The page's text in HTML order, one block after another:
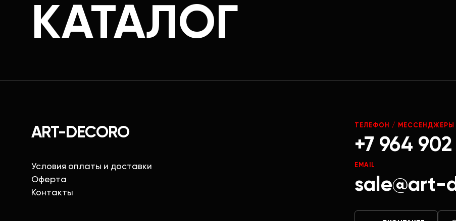
КАТАЛОГ
ART-DECORO
Условия оплаты и доставки
Оферта
Контакты
ТЕЛЕФОН / МЕССЕНДЖЕРЫ
+7 964
EMAIL
sale@art-